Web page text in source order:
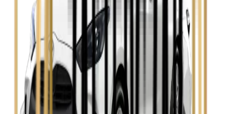
Seat Leon
Skoda Fabia
Zobacz
Skoda Kamiq